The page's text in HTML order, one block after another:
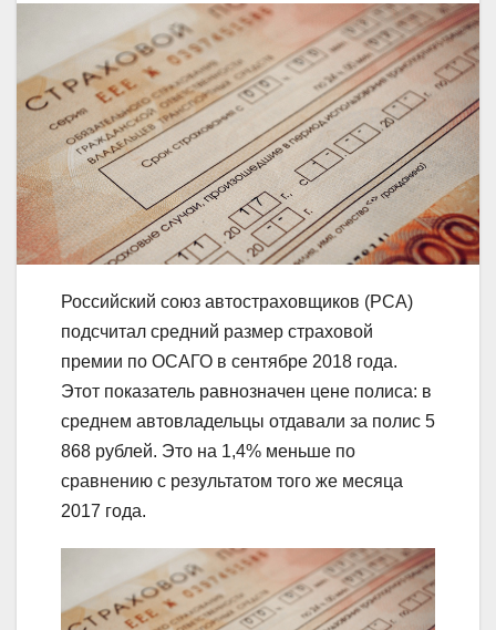
Российский союз автостраховщиков (РСА)
подсчитал средний размер страховой
премии по ОСАГО в сентябре 2018 года.
Этот показатель равнозначен цене полиса: в
среднем автовладельцы отдавали за полис 5
868 рублей. Это на 1,4% меньше по
сравнению с результатом того же месяца
2017 года.